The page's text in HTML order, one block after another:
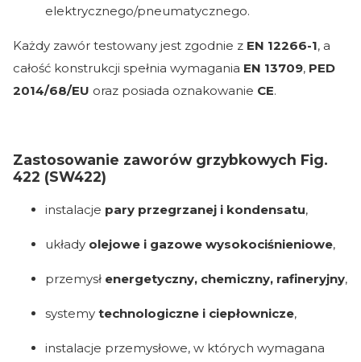
elektrycznego/pneumatycznego.
Każdy zawór testowany jest zgodnie z EN 12266-1, a
całość konstrukcji spełnia wymagania EN 13709, PED
2014/68/EU oraz posiada oznakowanie CE.
Zastosowanie zaworów grzybkowych Fig.
422 (SW422)
instalacje pary przegrzanej i kondensatu,
układy olejowe i gazowe wysokociśnieniowe,
przemysł energetyczny, chemiczny, rafineryjny,
systemy technologiczne i ciepłownicze,
instalacje przemysłowe, w których wymagana